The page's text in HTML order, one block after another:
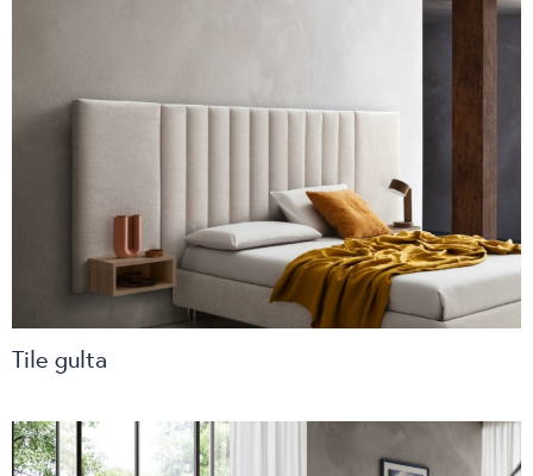
Tile gulta